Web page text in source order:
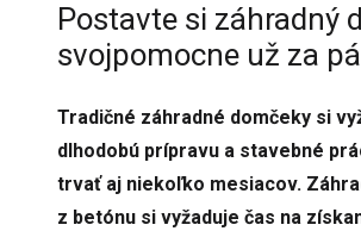
Postavte si záhradný
svojpomocne už za
Tradičné záhradné domčeky si
dlhodobú prípravu a stavebné
trvať aj niekoľko mesiacov.
z betónu si vyžaduje čas na